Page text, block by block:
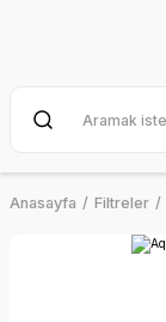
Anasayfa Filtreler